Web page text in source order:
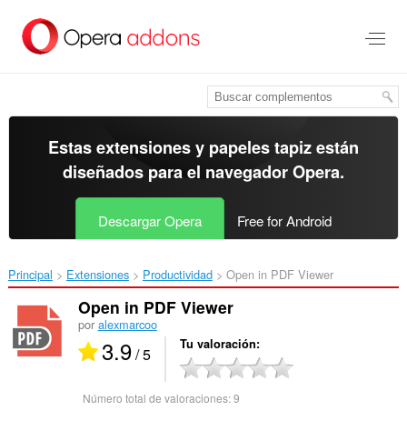
contenido
Estas extensiones y papeles tapiz están
diseñados para el navegador Opera.
Descargar Opera Free for Android
Principal Extensiones Productividad Open in PDF Viewer‎
Open in PDF Viewer
por alexmarcoo
3.9/ 5 Tu valoración
Número total de valoraciones:9